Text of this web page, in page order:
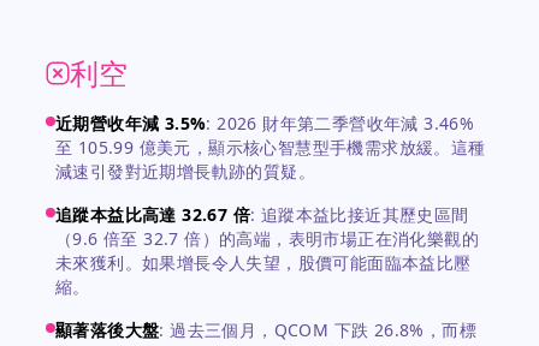
利空
近期營收年減 3.5%:2026 財年第二季營收年減 3.46%
至 105.99 億美元，顯示核心智慧型手機需求放緩。這種
減速引發對近期增長軌跡的質疑。
追蹤本益比高達 32.67 倍: 追蹤本益比接近其歷史區間
（9.6 倍至 32.7 倍）的高端，表明市場正在消化樂觀的
未來獲利。如果增長令人失望，股價可能面臨本益比壓
縮。
顯著落後大盤:過去三個月，QCOM 下跌 26.8%，而標